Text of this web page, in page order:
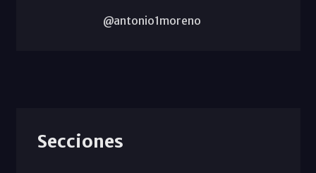
@antonio1moreno
Secciones